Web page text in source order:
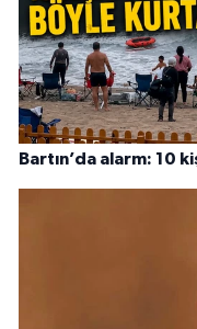
Bartın’da alarm: 10